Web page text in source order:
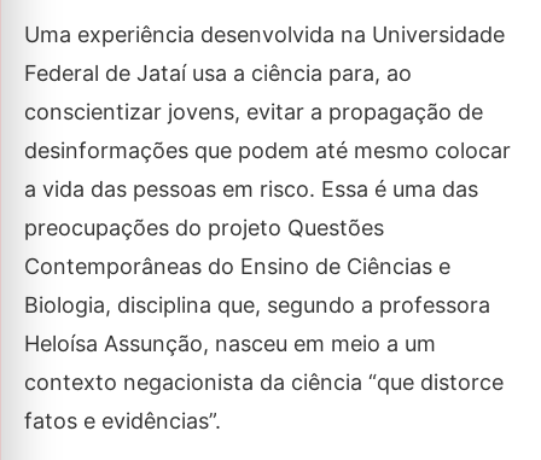
Uma experiência desenvolvida na Universidade
Federal de Jataí usa a ciência para, ao
conscientizar jovens, evitar a propagação de
desinformações que podem até mesmo colocar
a vida das pessoas em risco. Essa é uma das
preocupações do projeto Questões
Contemporâneas do Ensino de Ciências e
Biologia, disciplina que, segundo a professora
Heloísa Assunção, nasceu em meio a um
contexto negacionista da ciência “que distorce
fatos e evidências”.